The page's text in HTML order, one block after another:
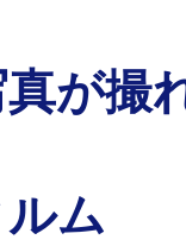
が撮
ム